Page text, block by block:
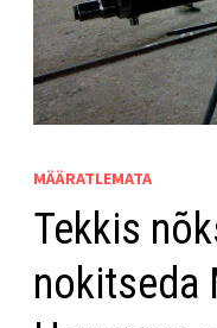
MÄÄRATLEMATA
Tekkis
nokitseda